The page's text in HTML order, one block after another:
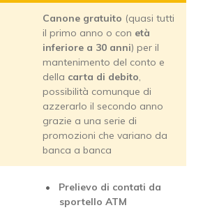
Canone gratuito (quasi tutti
il primo anno o con età
inferiore a 30 anni) per il
mantenimento del conto e
della carta di debito,
possibilità comunque di
azzerarlo il secondo anno
grazie a una serie di
promozioni che variano da
banca a banca
Prelievo di contati da
sportello ATM